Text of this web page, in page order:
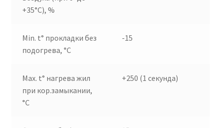
+35°C), %
Min. t° прокладки без
подогрева, °C
-15
Max. t° нагрева жил
при кор.замыкании,
°C
+250 (1 секунда)